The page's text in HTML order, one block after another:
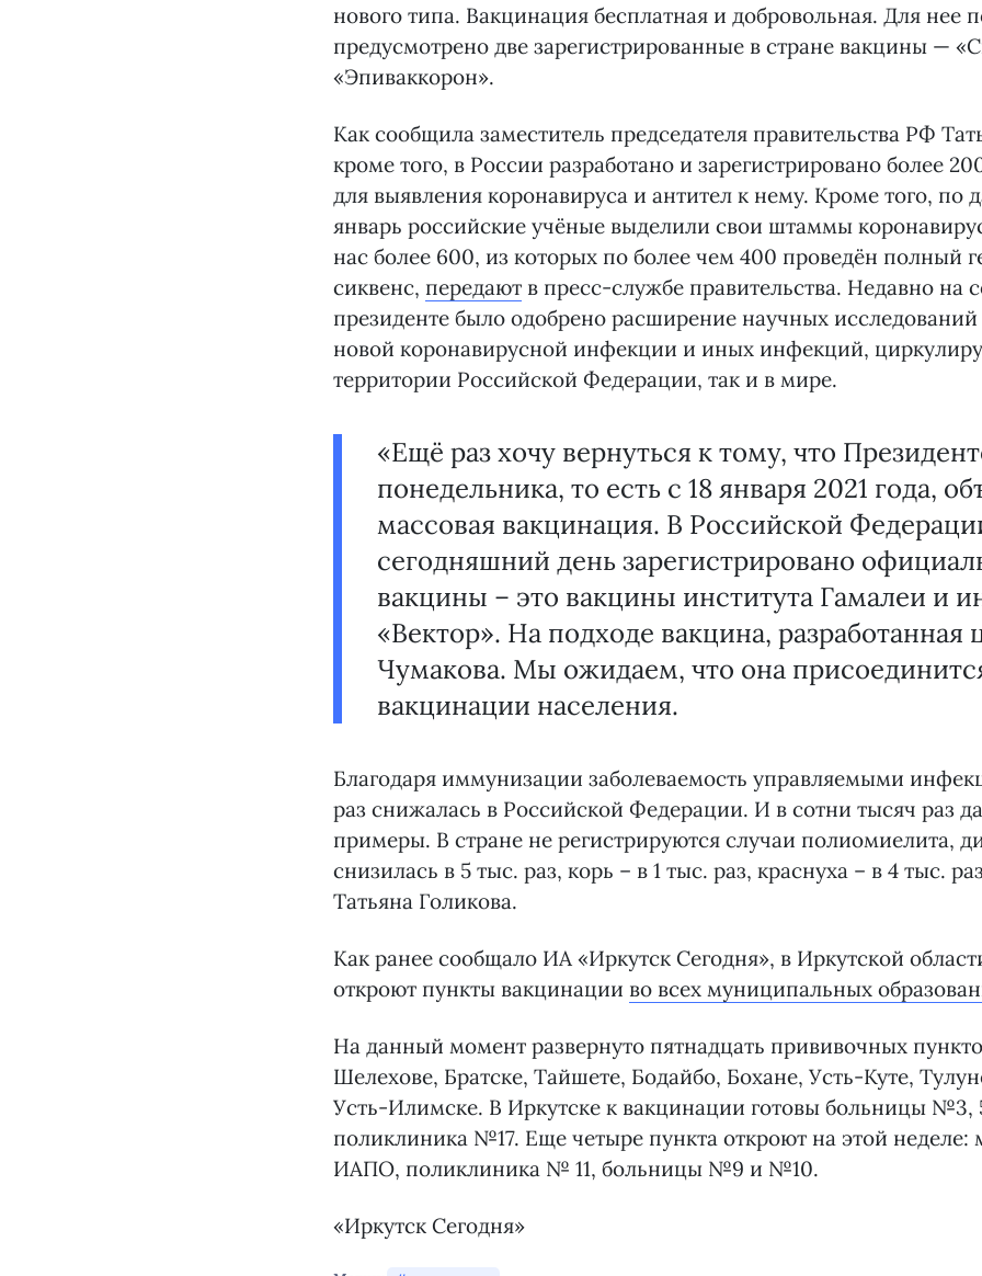
нового типа. Вакцинация бесплатная и добровольная. Для нее
предусмотрено две зарегистрированные в стране вакцины —
«Эпиваккорон».
Как сообщила заместитель председателя правительства РФ
кроме того, в России разработано и зарегистрировано более
для выявления коронавируса и антител к нему. Кроме того, по
январь российские учёные выделили свои штаммы
нас более 600, из которых по более чем 400 проведён полный
сиквенс, передают в пресс-службе правительства. Недавно на
президенте было одобрено расширение научных
новой коронавирусной инфекции и иных инфекций,
территории Российской Федерации, так и в мире.
«Ещё раз хочу вернуться к тому, что
понедельника, то есть с 18 января 2021 года,
массовая вакцинация. В Российской
сегодняшний день зарегистрировано
вакцины – это вакцины института Гамалеи и
«Вектор». На подходе вакцина, разработанная
Чумакова. Мы ожидаем, что она
вакцинации населения.
Благодаря иммунизации заболеваемость управляемыми
раз снижалась в Российской Федерации. И в сотни тысяч раз
примеры. В стране не регистрируются случаи полиомиелита,
снизилась в 5 тыс. раз, корь – в 1 тыс. раз, краснуха – в 4 тыс.
Татьяна Голикова.
Как ранее сообщало ИА «Иркутск Сегодня», в Иркутской
откроют пункты вакцинации во всех муниципальных
На данный момент развернуто пятнадцать прививочных
Шелехове, Братске, Тайшете, Бодайбо, Бохане, Усть-Куте,
Усть-Илимске. В Иркутске к вакцинации готовы больницы №3,
поликлиника №17. Еще четыре пункта откроют на этой неделе:
ИАПО, поликлиника № 11, больницы №9 и №10.
«Иркутск Сегодня»